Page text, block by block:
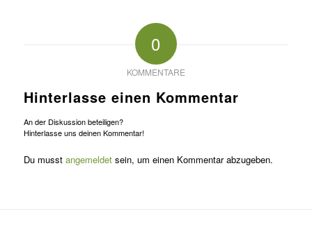
0
KOMMENTARE
Hinterlasse einen Kommentar
An der Diskussion beteiligen?
Hinterlasse uns deinen Kommentar!
Du musst angemeldetsein, um einen Kommentar abzugeben.